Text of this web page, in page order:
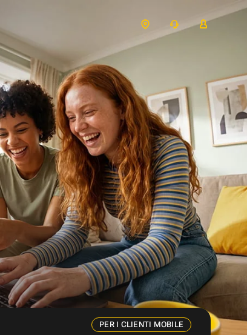
PER I CLIENTI MOBILE